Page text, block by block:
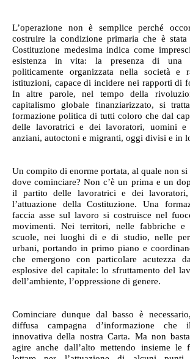
L’operazione non è semplice perché
costruire la condizione primaria che è
Costituzione medesima indica come
esistenza in vita: la presenza di una
politicamente organizzata nella società e
istituzioni, capace di incidere nei rapporti di
In altre parole, nel tempo della
capitalismo globale finanziarizzato, si
formazione politica di tutti coloro che dal
delle lavoratrici e dei lavoratori, uomini e
anziani, autoctoni e migranti, oggi divisi e in
Un compito di enorme portata, al quale non
dove cominciare? Non c’è un prima e un
il partito delle lavoratrici e dei
l’attuazione della Costituzione. Una
faccia asse sul lavoro si costruisce nel
movimenti. Nei territori, nelle fabbriche
scuole, nei luoghi di e di studio, nelle
urbani, portando in primo piano e
che emergono con particolare acutezza
esplosive del capitale: lo sfruttamento del
dell’ambiente, l’oppressione di genere.
Cominciare dunque dal basso è
diffusa campagna d’informazione che
innovativa della nostra Carta. Ma non
agire anche dall’alto mettendo insieme le